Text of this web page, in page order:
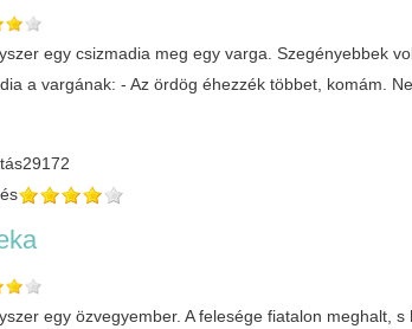
egy csizmadia meg egy varga. Szegényebbek
a vargának: - Az ördög éhezzék többet, komám.
29172
egy özvegyember. A felesége fiatalon meghalt,